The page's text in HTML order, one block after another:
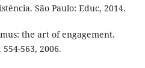
São Paulo: Educ, 2014.
the art of engagement.
563, 2006.